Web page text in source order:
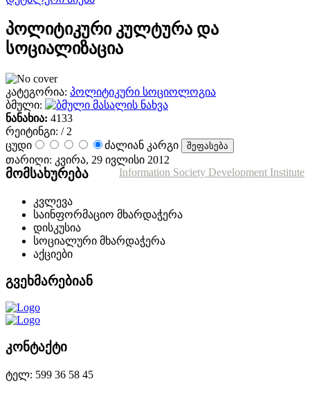
პოლიტიკური კულტურა და
სოციალიზაცია
კატეგორია: პოლიტიკური სოციოლოგია
ბმული:
მასალის ნახვა
ნანახია: 4133
რეიტინგი: / 2
ცუდი
ძალიან კარგი
თარიღი: კვირა, 29 ივლისი 2012
Information Society Development Institute
მომსახურება
კვლევა
საინფორმაციო მხარდაჭერა
დისკუსია
სოციალური მხარდაჭერა
აქციები
გვეხმარებიან
კონტაქტი
ტელ: 599 36 58 45